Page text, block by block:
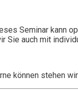
Seminar kann
Sie auch mit
können stehen